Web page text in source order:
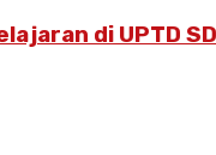
di UPTD